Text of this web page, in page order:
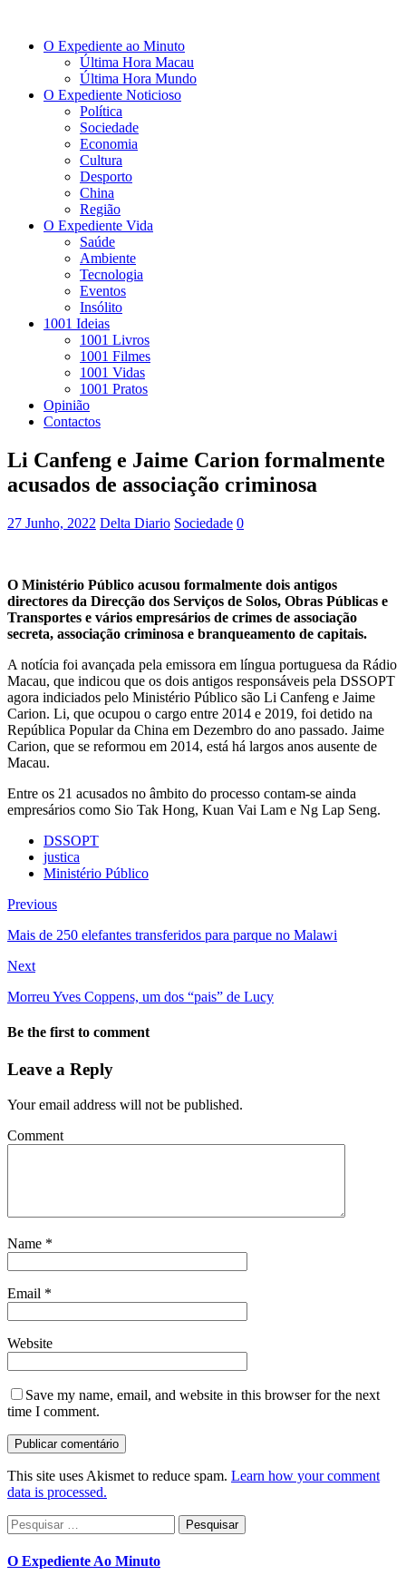
O Expediente ao Minuto
Última Hora Macau
Última Hora Mundo
O Expediente Noticioso
Política
Sociedade
Economia
Cultura
Desporto
China
Região
O Expediente Vida
Saúde
Ambiente
Tecnologia
Eventos
Insólito
1001 Ideias
1001 Livros
1001 Filmes
1001 Vidas
1001 Pratos
Opinião
Contactos
Li Canfeng e Jaime Carion formalmente
acusados de associação criminosa
27 Junho, 2022 Delta Diario Sociedade 0
O Ministério Público acusou formalmente dois antigos
directores da Direcção dos Serviços de Solos, Obras Públicas e
Transportes e vários empresários de crimes de associação
secreta, associação criminosa e branqueamento de capitais.
A notícia foi avançada pela emissora em língua portuguesa da Rádio
Macau, que indicou que os dois antigos responsáveis pela DSSOPT
agora indiciados pelo Ministério Público são Li Canfeng e Jaime
Carion. Li, que ocupou o cargo entre 2014 e 2019, foi detido na
República Popular da China em Dezembro do ano passado. Jaime
Carion, que se reformou em 2014, está há largos anos ausente de
Macau.
Entre os 21 acusados no âmbito do processo contam-se ainda
empresários como Sio Tak Hong, Kuan Vai Lam e Ng Lap Seng.
DSSOPT
justica
Ministério Público
Previous
Mais de 250 elefantes transferidos para parque no Malawi
Next
Morreu Yves Coppens, um dos “pais” de Lucy
Be the first to comment
Leave a Reply
Your email address will not be published.
Comment
Name *
Email *
Website
Save my name, email, and website in this browser for the next
time I comment.
This site uses Akismet to reduce spam. Learn how your comment
data is processed.
Pesquisar
por:
O Expediente Ao Minuto